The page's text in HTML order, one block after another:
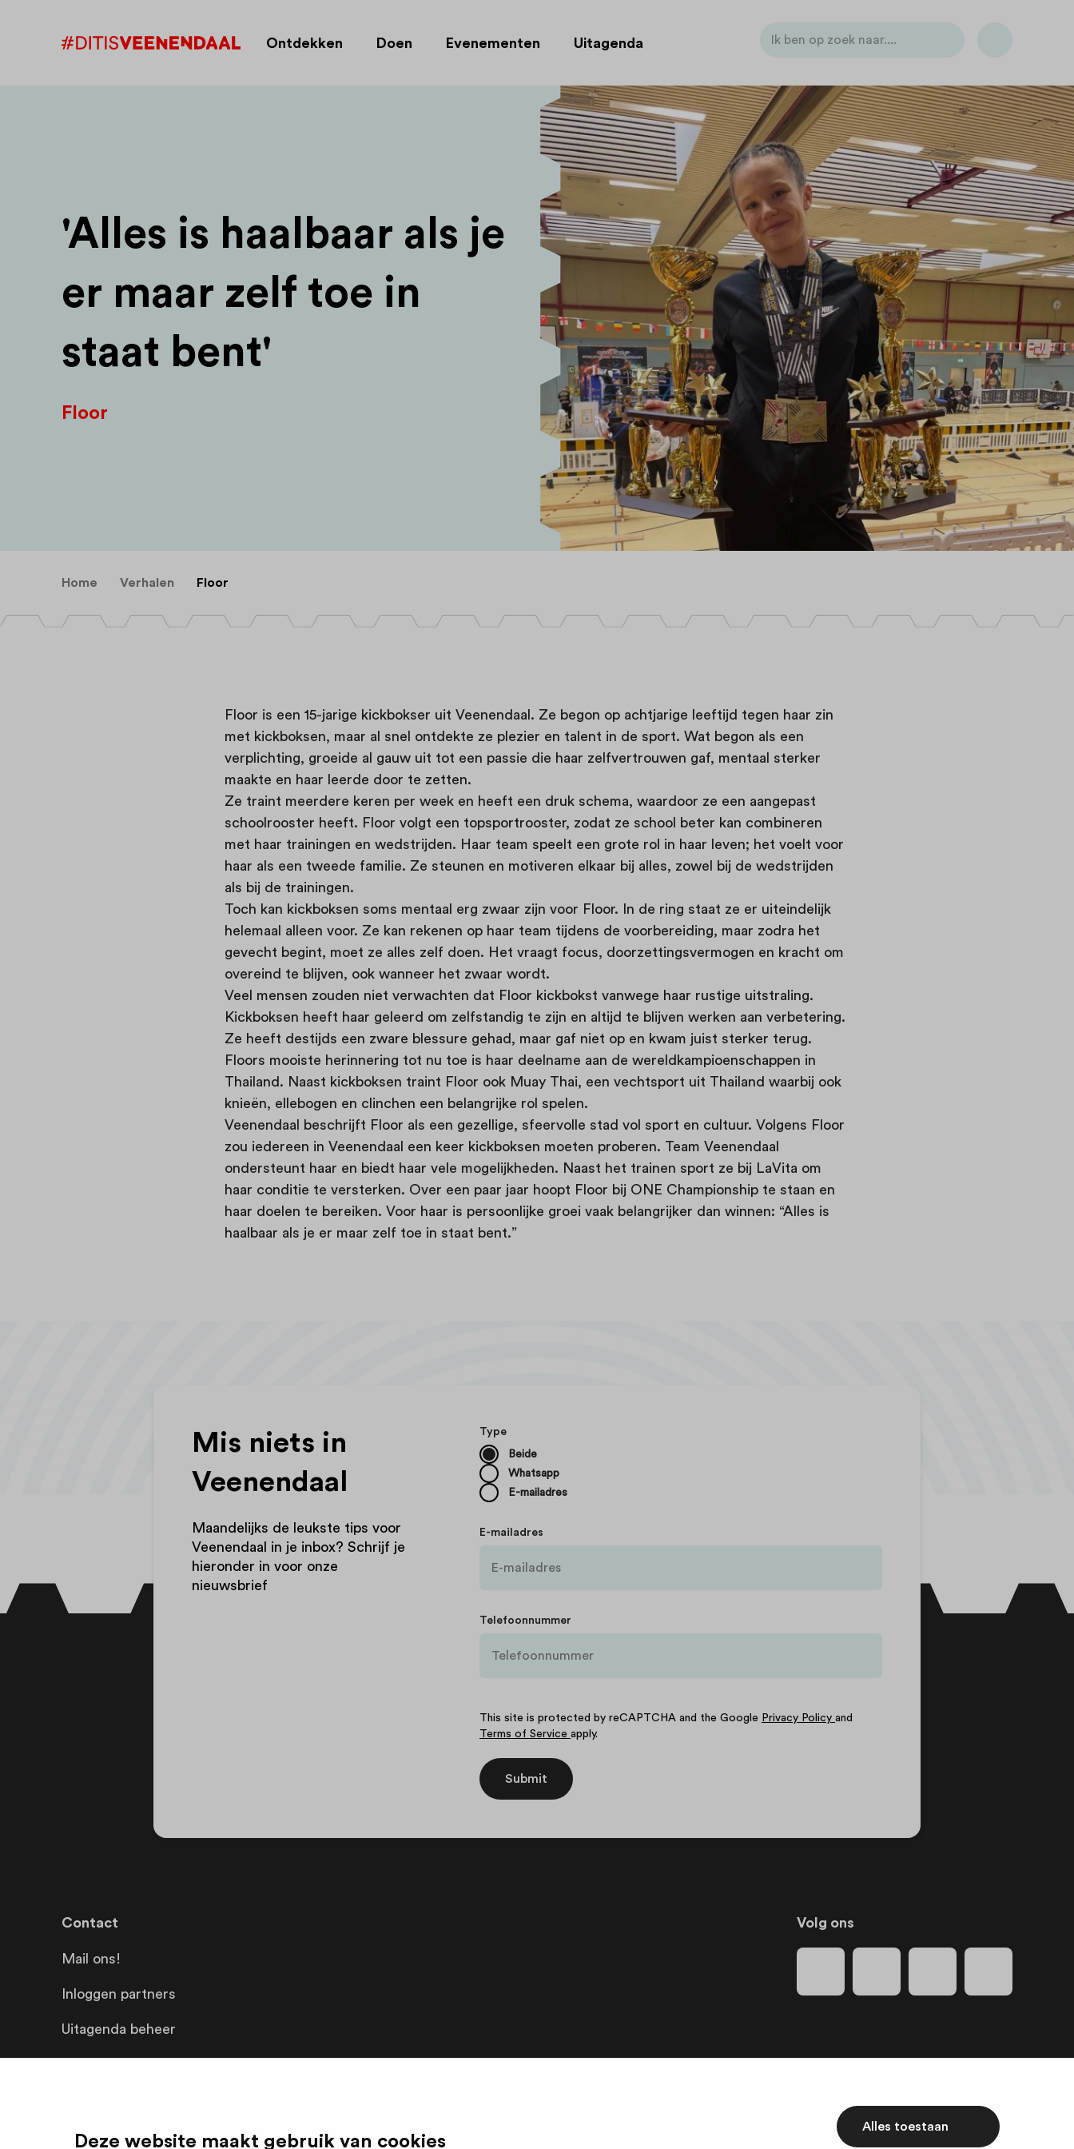
Deze website maakt gebruik van cookies
Alles toestaan
Ontdekken Doen Evenementen Uitagenda
'Alles is haalbaar als je
er maar zelf toe in
staat bent'
Floor
Home Verhalen Floor
Floor is een 15-jarige kickbokser uit Veenendaal. Ze begon op achtjarige leeftijd tegen haar zin
met kickboksen, maar al snel ontdekte ze plezier en talent in de sport. Wat begon als een
verplichting, groeide al gauw uit tot een passie die haar zelfvertrouwen gaf, mentaal sterker
maakte en haar leerde door te zetten.
Ze traint meerdere keren per week en heeft een druk schema, waardoor ze een aangepast
schoolrooster heeft. Floor volgt een topsportrooster, zodat ze school beter kan combineren
met haar trainingen en wedstrijden. Haar team speelt een grote rol in haar leven; het voelt voor
haar als een tweede familie. Ze steunen en motiveren elkaar bij alles, zowel bij de wedstrijden
als bij de trainingen.
Toch kan kickboksen soms mentaal erg zwaar zijn voor Floor. In de ring staat ze er uiteindelijk
helemaal alleen voor. Ze kan rekenen op haar team tijdens de voorbereiding, maar zodra het
gevecht begint, moet ze alles zelf doen. Het vraagt focus, doorzettingsvermogen en kracht om
overeind te blijven, ook wanneer het zwaar wordt.
Veel mensen zouden niet verwachten dat Floor kickbokst vanwege haar rustige uitstraling.
Kickboksen heeft haar geleerd om zelfstandig te zijn en altijd te blijven werken aan verbetering.
Ze heeft destijds een zware blessure gehad, maar gaf niet op en kwam juist sterker terug.
Floors mooiste herinnering tot nu toe is haar deelname aan de wereldkampioenschappen in
Thailand. Naast kickboksen traint Floor ook Muay Thai, een vechtsport uit Thailand waarbij ook
knieën, ellebogen en clinchen een belangrijke rol spelen.
Veenendaal beschrijft Floor als een gezellige, sfeervolle stad vol sport en cultuur. Volgens Floor
zou iedereen in Veenendaal een keer kickboksen moeten proberen. Team Veenendaal
ondersteunt haar en biedt haar vele mogelijkheden. Naast het trainen sport ze bij LaVita om
haar conditie te versterken. Over een paar jaar hoopt Floor bij ONE Championship te staan en
haar doelen te bereiken. Voor haar is persoonlijke groei vaak belangrijker dan winnen: “Alles is
haalbaar als je er maar zelf toe in staat bent.”
Mis niets in
Veenendaal
Maandelijks de leukste tips voor
Veenendaal in je inbox? Schrijf je
hieronder in voor onze
nieuwsbrief
Type
Beide
Whatsapp
E-mailadres
E-mailadres
Telefoonnummer
This site is protected by reCAPTCHA and the Google Privacy Policy and
Terms of Service apply.
Submit
Contact
Mail ons!
Inloggen partners
Uitagenda beheer
Volg ons